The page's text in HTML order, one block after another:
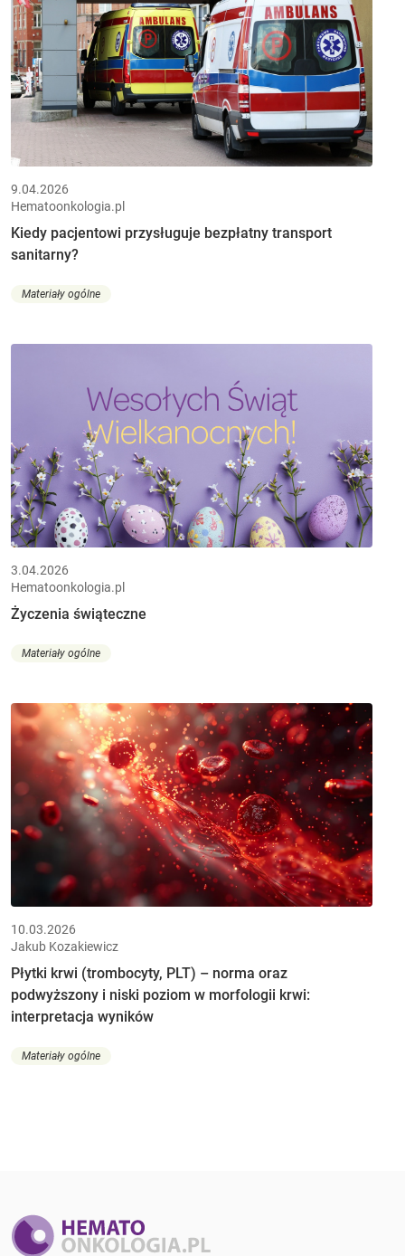
9.04.2026
Hematoonkologia.pl
Kiedy pacjentowi przysługuje bezpłatny transport
sanitarny?
Materiały ogólne
3.04.2026
Hematoonkologia.pl
Życzenia świąteczne
Materiały ogólne
10.03.2026
Jakub Kozakiewicz
Płytki krwi (trombocyty, PLT) – norma oraz
podwyższony i niski poziom w morfologii krwi:
interpretacja wyników
Materiały ogólne